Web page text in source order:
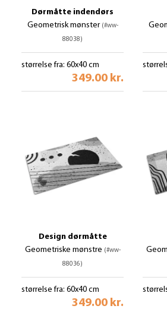
Dørmåtte indendørs
Geometrisk mønster (#ww-
88038)
størrelse fra: 60x40 cm
349.00 kr.
Design dørmåtte
Geometriske mønstre (#ww-
88036)
størrelse fra: 60x40 cm
349.00 kr.